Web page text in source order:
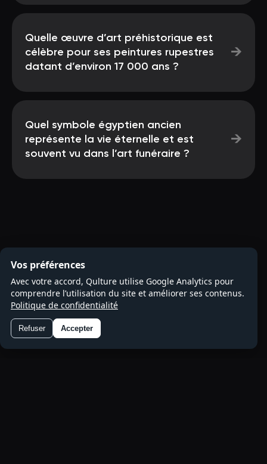
Quelle œuvre d’art préhistorique est
célèbre pour ses peintures rupestres
datant d’environ 17 000 ans ?
→
Quel symbole égyptien ancien
représente la vie éternelle et est
souvent vu dans l’art funéraire ?
→
Vos préférences
Avec votre accord, Qulture utilise Google Analytics pour
comprendre l’utilisation du site et améliorer ses contenus.
Politique de confidentialité
Refuser Accepter